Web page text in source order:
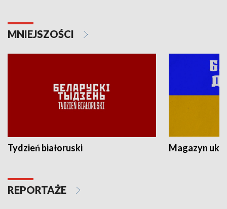
MNIEJSZOŚCI
Tydzień białoruski Magazyn
REPORTAŻE